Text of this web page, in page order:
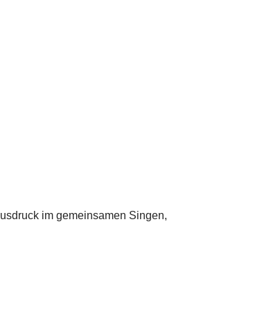
im gemeinsamen Singen,